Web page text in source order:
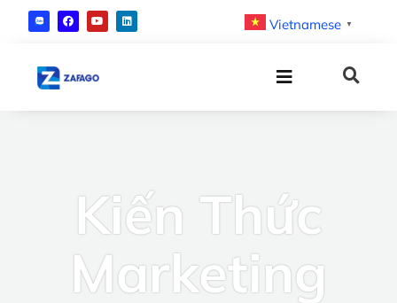
Vietnamese ▼
Kiến Thức
Marketing